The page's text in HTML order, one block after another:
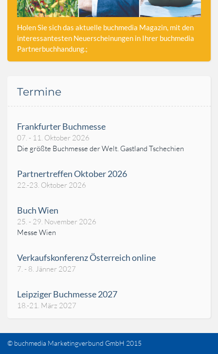
Holen Sie sich das aktuelle buchmedia Magazin, mit den
interessantesten Neuerscheinungen in Ihrer buchmedia
Partnerbuchhandung.;
Termine
Frankfurter Buchmesse
07. - 11. Oktober 2026
Die größte Buchmesse der Welt. Gastland Tschechien
Partnertreffen Oktober 2026
22.-23. Oktober 2026
Buch Wien
25. - 29. November 2026
Messe Wien
Verkaufskonferenz Österreich online
7. - 8. Jänner 2027
Leipziger Buchmesse 2027
18.-21. März 2027
© buchmedia Marketingverbund GmbH 2015